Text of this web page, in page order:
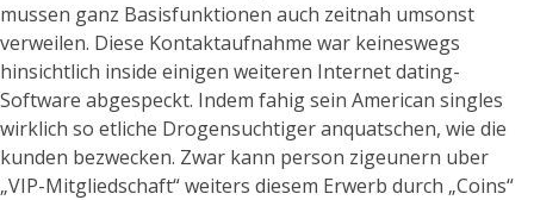
mussen ganz Basisfunktionen auch zeitnah umsonst
verweilen. Diese Kontaktaufnahme war keineswegs
hinsichtlich inside einigen weiteren Internet dating-
Software abgespeckt. Indem fahig sein American singles
wirklich so etliche Drogensuchtiger anquatschen, wie die
kunden bezwecken. Zwar kann person zigeunern uber
„VIP-Mitgliedschaft“ weiters diesem Erwerb durch „Coins“